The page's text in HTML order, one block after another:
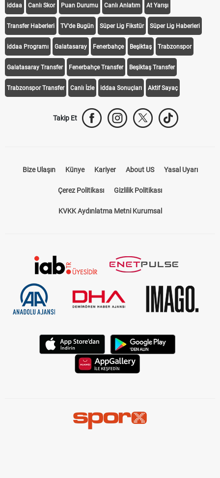
iddaa Canlı Skor Puan Durumu Canlı Anlatım At Yarışı
Transfer Haberleri TV'de Bugün Süper Lig Fikstür Süper Lig Haberleri
iddaa Programı Galatasaray Fenerbahçe Beşiktaş Trabzonspor
Galatasaray Transfer Fenerbahçe Transfer Beşiktaş Transfer
Trabzonspor Transfer Canlı İzle iddaa Sonuçları Aktif Sayaç
Takip Et
Bize Ulaşın Künye Kariyer About US Yasal Uyarı
Çerez Politikası Gizlilik Politikası
KVKK Aydınlatma Metni Kurumsal